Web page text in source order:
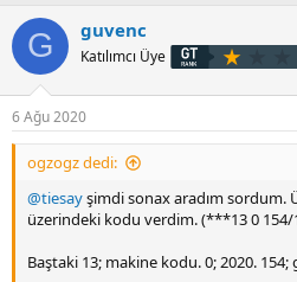
G guvenc
Katılımcı Üye
6 Ağu 2020
ogzogz dedi:
@tiesayşimdi sonax aradım sordum.
üzerindeki kodu verdim. (***13 0 154/
Baştaki 13; makine kodu. 0; 2020.